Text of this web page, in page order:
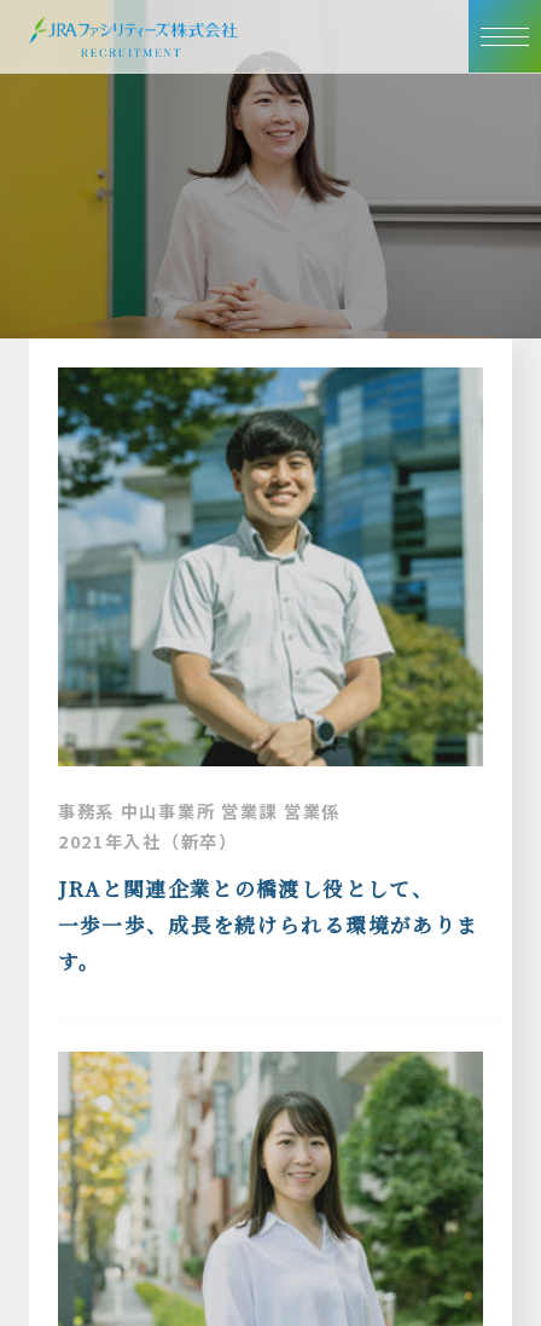
事務系 中山事業所 営業課 営業係
2021年入社（新卒）
JRAと関連企業との橋渡し役として、
一歩一歩、成長を続けられる環境がありま
す。